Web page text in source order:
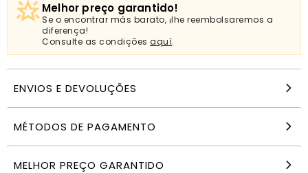
Melhor preço garantido!
Se o encontrar más barato, ¡lhe reembolsaremos a
diferença!
Consulte as condições aquí.
ENVIOS E DEVOLUÇÕES
MÉTODOS DE PAGAMENTO
MELHOR PREÇO GARANTIDO
Crayola 8,00€